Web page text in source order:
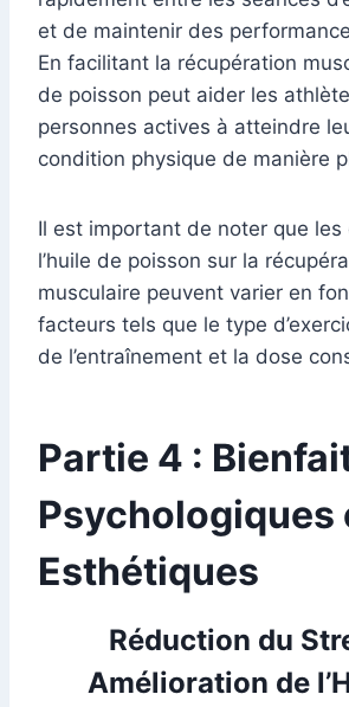
et de maintenir des
En facilitant la récupération
de poisson peut aider les
personnes actives à atteindre
condition physique de manière
Il est important de noter que
l’huile de poisson sur la
musculaire peuvent varier en
facteurs tels que le type
de l’entraînement et la dose
Partie 4 :
Psychologiques
Esthétiques
Réduction du
Amélioration de